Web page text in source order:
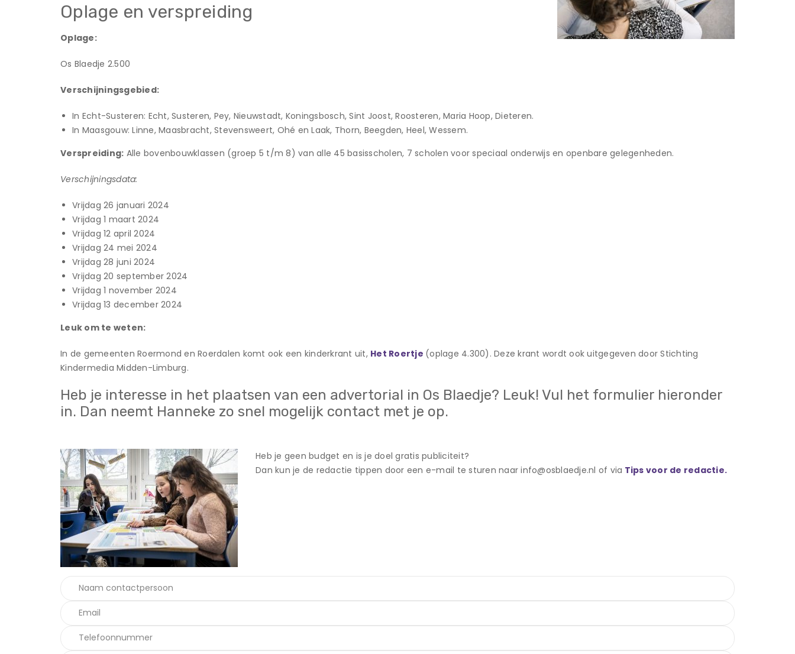
Oplage en verspreiding
Oplage:
Os Blaedje 2.500
Verschijningsgebied:
In Echt-Susteren: Echt, Susteren, Pey, Nieuwstadt, Koningsbosch, Sint Joost, Roosteren, Maria Hoop, Dieteren.
In Maasgouw: Linne, Maasbracht, Stevensweert, Ohé en Laak, Thorn, Beegden, Heel, Wessem.
Verspreiding: Alle bovenbouwklassen (groep 5 t/m 8) van alle 45 basisscholen, 7 scholen voor speciaal onderwijs en openbare gelegenheden.
Verschijningsdata:
Vrijdag 26 januari 2024
Vrijdag 1 maart 2024
Vrijdag 12 april 2024
Vrijdag 24 mei 2024
Vrijdag 28 juni 2024
Vrijdag 20 september 2024
Vrijdag 1 november 2024
Vrijdag 13 december 2024
Leuk om te weten:
In de gemeenten Roermond en Roerdalen komt ook een kinderkrant uit, Het Roertje (oplage 4.300). Deze krant wordt ook uitgegeven door Stichting
Kindermedia Midden-Limburg.
Heb je interesse in het plaatsen van een advertorial in Os Blaedje? Leuk! Vul het formulier hieronder
in. Dan neemt Hanneke zo snel mogelijk contact met je op.
Heb je geen budget en is je doel gratis publiciteit?
Dan kun je de redactie tippen door een e-mail te sturen naar info@osblaedje.nl of via Tips voor de redactie.